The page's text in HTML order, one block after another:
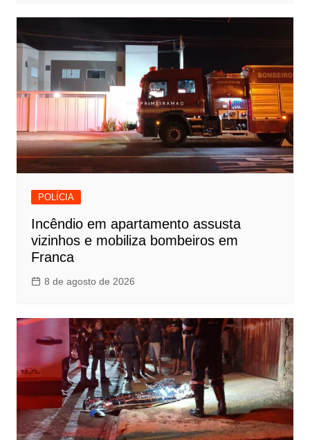
POLÍCIA
Incêndio em apartamento assusta
vizinhos e mobiliza bombeiros em
Franca
8 de agosto de 2026